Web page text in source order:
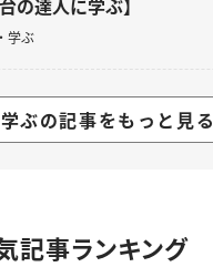
の達人に学ぶ】
学ぶ
ぶの記事をもっと見る
記事ランキング